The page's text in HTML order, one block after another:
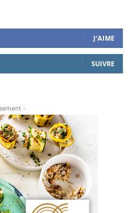
J'AIME
SUIVRE
-